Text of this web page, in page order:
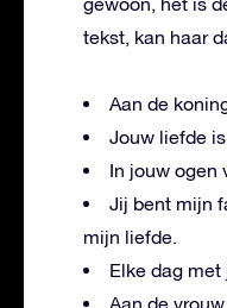
tekst, kan haar
Aan de
Jouw liefde
In jouw ogen
Jij bent mijn
mijn liefde.
Elke dag
Aan de